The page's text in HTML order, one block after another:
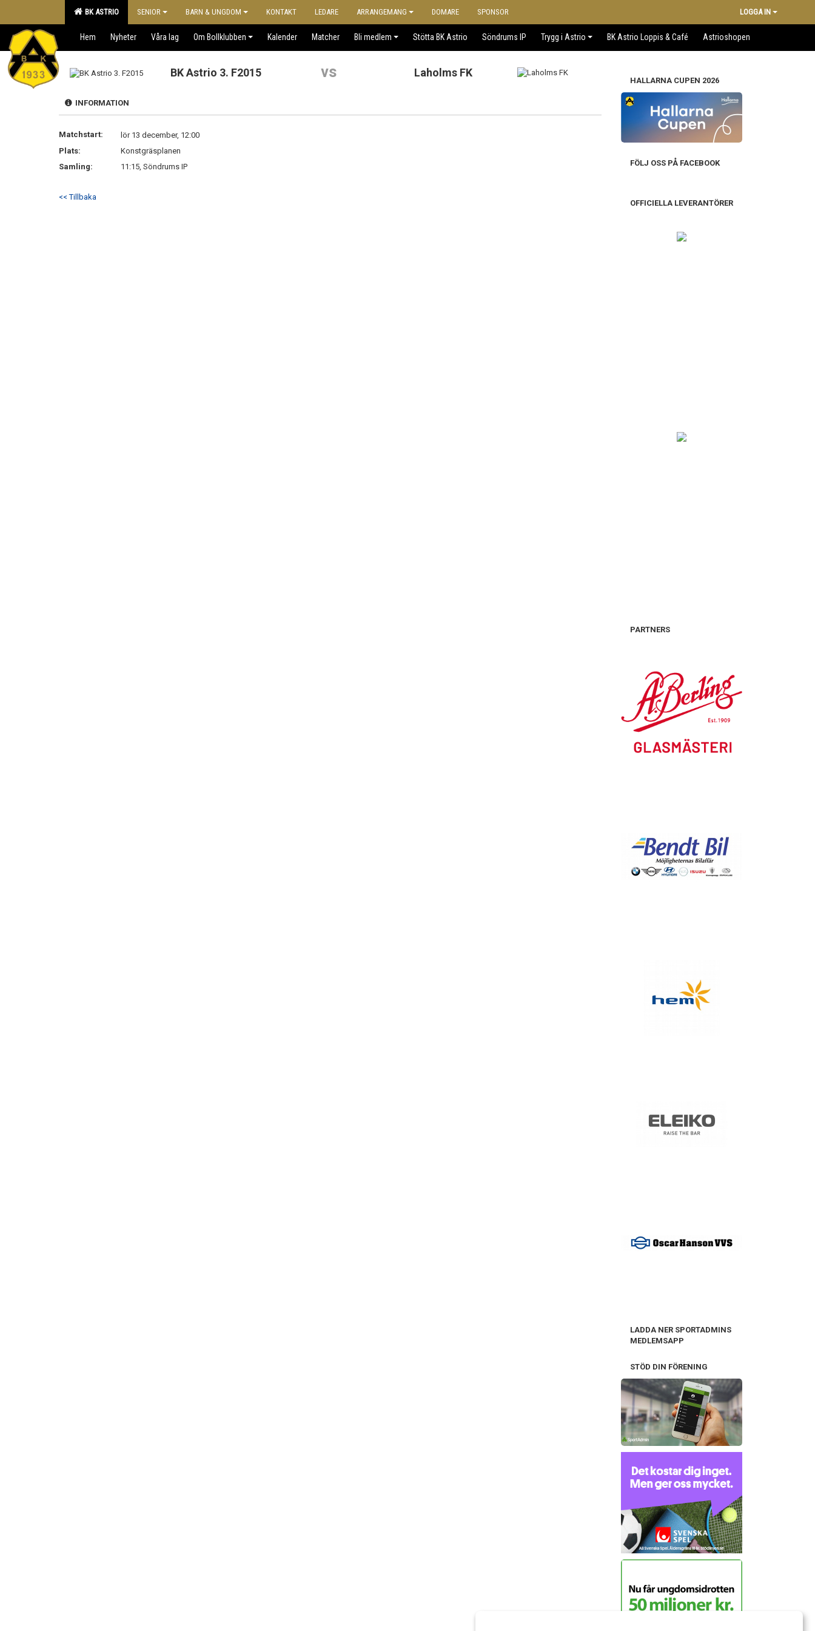
BK ASTRIO SENIOR BARN & UNGDOM KONTAKT LEDARE ARRANGEMANG DOMARE SPONSOR LOGGA IN
Hem Nyheter Våra lag Om Bollklubben Kalender Matcher Bli medlem Stötta BK Astrio Söndrums IP Trygg i Astrio BK Astrio Loppis & Café Astrioshopen
BK Astrio 3. F2015 vs Laholms FK
INFORMATION
Matchstart:
lör 13 december, 12:00
Plats:
Konstgräsplanen
Samling:
11:15, Söndrums IP
<< Tillbaka
HALLARNA CUPEN 2026
FÖLJ OSS PÅ FACEBOOK
OFFICIELLA LEVERANTÖRER
PARTNERS
LADDA NER SPORTADMINS
MEDLEMSAPP
STÖD DIN FÖRENING